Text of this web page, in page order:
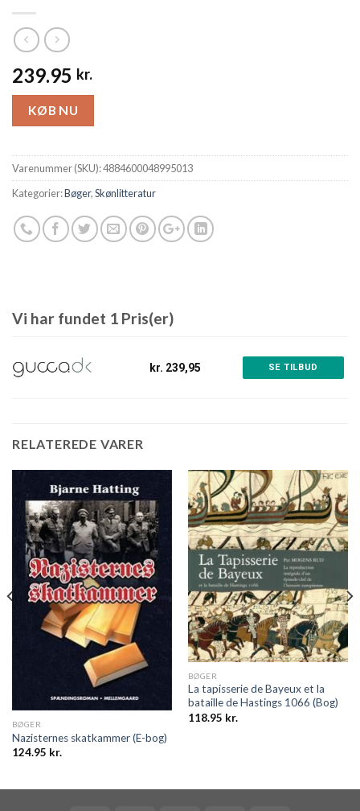
239.95 kr.
KØB NU
Varenummer (SKU):4884600048995013
Kategorier:Bøger,Skønlitteratur
Vi har fundet 1 Pris(er)
kr. 239,95 SE TILBUD
RELATEREDE VARER
BØGER
Nazisternes skatkammer (E-bog)
124.95 kr.
BØGER
La tapisserie de Bayeux et la
bataille de Hastings 1066 (Bog)
118.95 kr.